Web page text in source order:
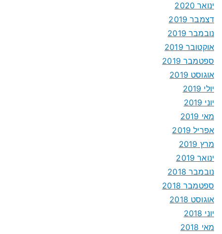
ינואר 2020
דצמבר 2019
נובמבר 2019
אוקטובר 2019
ספטמבר 2019
אוגוסט 2019
יולי 2019
יוני 2019
מאי 2019
אפריל 2019
מרץ 2019
ינואר 2019
נובמבר 2018
ספטמבר 2018
אוגוסט 2018
יוני 2018
מאי 2018